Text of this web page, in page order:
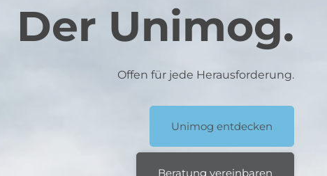
Der Unimog.
Offen für jede Herausforderung.
Unimog entdecken
Beratung vereinbaren